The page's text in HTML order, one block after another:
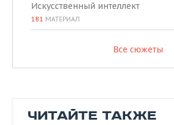
Искусственный интеллект
181 МАТЕРИАЛ
Все сюжеты
ЧИТАЙТЕ ТАКЖЕ